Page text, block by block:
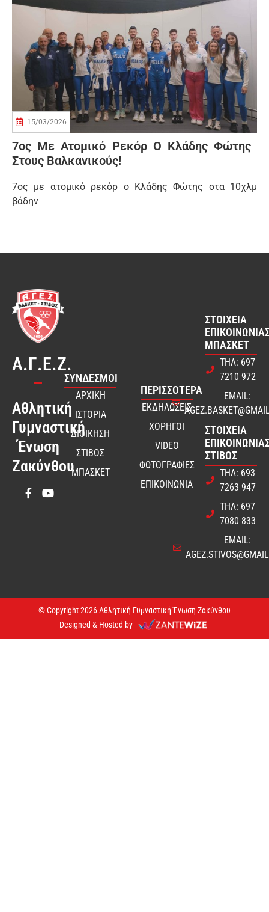
15/03/2026
7ος Με Ατομικό Ρεκόρ Ο Κλάδης Φώτης
Στους Βαλκανικούς!
7ος με ατομικό ρεκόρ ο Κλάδης Φώτης στα 10χλμ
βάδην
Α.Γ.Ε.Ζ.
Αθλητική
Γυμναστική
Ένωση
Ζακύνθου
ΣΎΝΔΕΣΜΟΙ
ΑΡΧΙΚΗ
ΙΣΤΟΡΙΑ
ΔΙΟΙΚΗΣΗ
ΣΤΙΒΟΣ
ΜΠΑΣΚΕΤ
ΠΕΡΙΣΣΟΤΕΡΑ
ΕΚΔΗΛΩΣΕΙΣ
ΧΟΡΗΓΟΙ
VIDEO
ΦΩΤΟΓΡΑΦΙΕΣ
ΕΠΙΚΟΙΝΩΝΙΑ
ΣΤΟΙΧΕΊΑ
ΜΠΆΣΚΕΤ
ΤΗΛ: 697
7210 972
EMAIL:
ΣΤΟΙΧΕΊΑ
ΣΤΊΒΟΣ
ΤΗΛ: 693
7263 947
ΤΗΛ: 697
7080 833
EMAIL:
© Copyright 2026 Αθλητική Γυμναστική Ένωση Ζακύνθου
Designed & Hosted by